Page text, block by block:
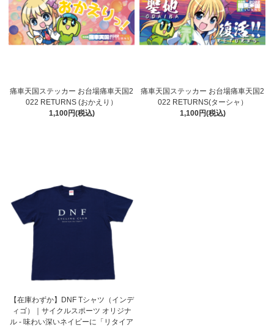
痛車天国ステッカー お台場痛車天国2
022 RETURNS (おかえり）
1,100円(税込)
痛車天国ステッカー お台場痛車天国2
022 RETURNS(ターシャ）
1,100円(税込)
【在庫わずか】DNF Tシャツ（インデ
ィゴ）｜サイクルスポーツ オリジナ
ル - 味わい深いネイビーに「リタイア